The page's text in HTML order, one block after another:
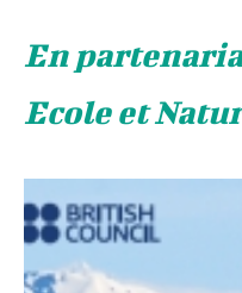
En
Ecole et